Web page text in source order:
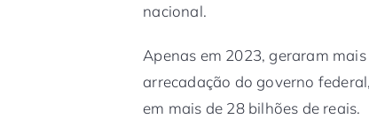
nacional.
Apenas em 2023, geraram
arrecadação do governo
em mais de 28 bilhões de reais.